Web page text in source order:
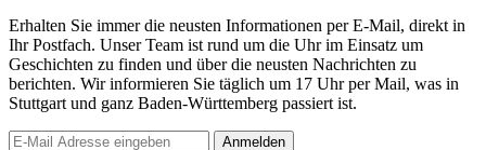
Erhalten Sie immer die neusten Informationen per E-Mail, direkt in
Ihr Postfach. Unser Team ist rund um die Uhrim Einsatz um
Geschichten zu finden und über die neusten Nachrichten zu
berichten. Wir informieren Sie täglich um 17 Uhrper Mail, was in
Stuttgart und ganz Baden-Württemberg passiert ist.
Anmelden